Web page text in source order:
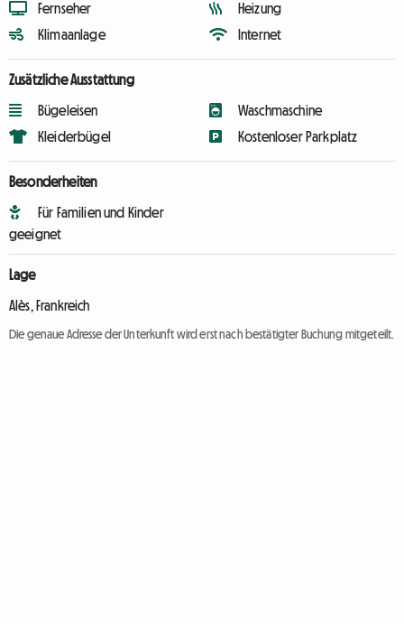
Fernseher
Klimaanlage
Heizung
Internet
Zusätzliche Ausstattung
Bügeleisen
Kleiderbügel
Waschmaschine
Kostenloser Parkplatz
Besonderheiten
Für Familien und Kinder
geeignet
Lage
Alès, Frankreich
Die genaue Adresse der Unterkunft wird erst nach bestätigter Buchung mitgeteilt.